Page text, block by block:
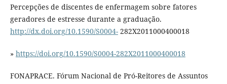
Percepções de discentes de enfermagem sobre fatores
geradores de estresse durante a graduação.
http://dx.doi.org/10.1590/S0004-282X2011000400018
» https://doi.org/10.1590/S0004-282X2011000400018
FONAPRACE. Fórum Nacional de Pró-Reitores de Assuntos